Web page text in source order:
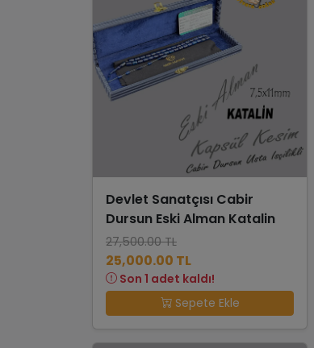
Devlet Sanatçısı Cabir
Dursun Eski Alman Katalin
27,500.00 TL
25,000.00 TL
Son 1 adet kaldı!
Sepete Ekle